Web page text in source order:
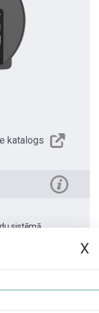
X
katalogs
sistēmā.